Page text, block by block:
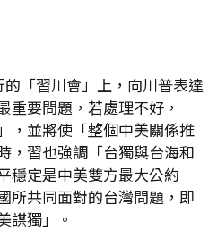
「習川會」上，向川普表達
重要問題，若處理不好，
，並將使「整個中美關係推
，習也強調「台獨與台海和
穩定是中美雙方最大公約
所共同面對的台灣問題，即
謀獨」。